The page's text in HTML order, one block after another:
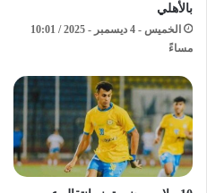
بالأهلي
الخميس - 4 ديسمبر - 2025 / 10:01
مساءً